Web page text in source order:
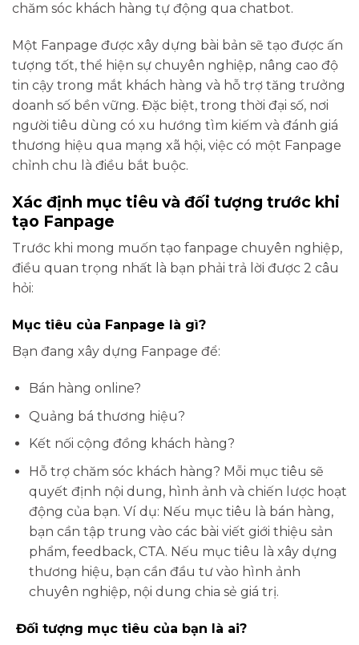
chăm sóc khách hàng tự động qua chatbot.
Một Fanpage được xây dựng bài bản sẽ tạo được ấn
tượng tốt, thể hiện sự chuyên nghiệp, nâng cao độ
tin cậy trong mắt khách hàng và hỗ trợ tăng trưởng
doanh số bền vững. Đặc biệt, trong thời đại số, nơi
người tiêu dùng có xu hướng tìm kiếm và đánh giá
thương hiệu qua mạng xã hội, việc có một Fanpage
chỉnh chu là điều bắt buộc.
Xác định mục tiêu và đối tượng trước khi
tạo Fanpage
Trước khi mong muốn tạo fanpage chuyên nghiệp,
điều quan trọng nhất là bạn phải trả lời được 2 câu
hỏi:
Mục tiêu của Fanpage là gì?
Bạn đang xây dựng Fanpage để:
Bán hàng online?
Quảng bá thương hiệu?
Kết nối cộng đồng khách hàng?
Hỗ trợ chăm sóc khách hàng? Mỗi mục tiêu sẽ
quyết định nội dung, hình ảnh và chiến lược hoạt
động của bạn. Ví dụ: Nếu mục tiêu là bán hàng,
bạn cần tập trung vào các bài viết giới thiệu sản
phẩm, feedback, CTA. Nếu mục tiêu là xây dựng
thương hiệu, bạn cần đầu tư vào hình ảnh
chuyên nghiệp, nội dung chia sẻ giá trị.
Đối tượng mục tiêu của bạn là ai?